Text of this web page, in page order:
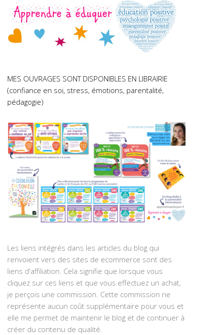
MES OUVRAGES SONT DISPONIBLES EN LIBRAIRIE
(confiance en soi, stress, émotions, parentalité,
pédagogie)
Les liens intégrés dans les articles du blog qui
renvoient vers des sites de ecommerce sont des
liens d'affiliation. Cela signifie que lorsque vous
cliquez sur ces liens et que vous effectuez un achat,
je perçois une commission. Cette commission ne
représente aucun coût supplémentaire pour vous et
elle me permet de maintenir le blog et de continuer à
créer du contenu de qualité.